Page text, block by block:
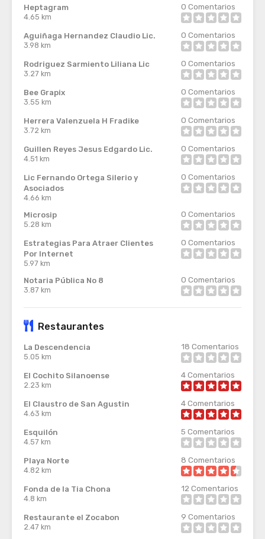
Heptagram
4.65 km
0 Comentarios
Aguiñaga Hernandez Claudio Lic.
3.98 km
0 Comentarios
Rodriguez Sarmiento Liliana Lic
3.27 km
0 Comentarios
Bee Grapix
3.55 km
0 Comentarios
Herrera Valenzuela H Fradike
3.72 km
0 Comentarios
Guillen Reyes Jesus Edgardo Lic.
4.51 km
0 Comentarios
Lic Fernando Ortega Silerio y
Asociados
4.66 km
0 Comentarios
Microsip
5.28 km
0 Comentarios
Estrategias Para Atraer Clientes
Por Internet
5.97 km
0 Comentarios
Notaria Pública No 8
3.87 km
0 Comentarios
Restaurantes
La Descendencia
5.05 km
18 Comentarios
El Cochito Silanoense
2.23 km
4Comentarios
El Claustro de San Agustin
4.63 km
4Comentarios
Esquilón
4.57 km
5 Comentarios
Playa Norte
4.82 km
8 Comentarios
Fonda de la Tia Chona
4.8 km
12 Comentarios
Restaurante el Zocabon
2.47 km
9 Comentarios